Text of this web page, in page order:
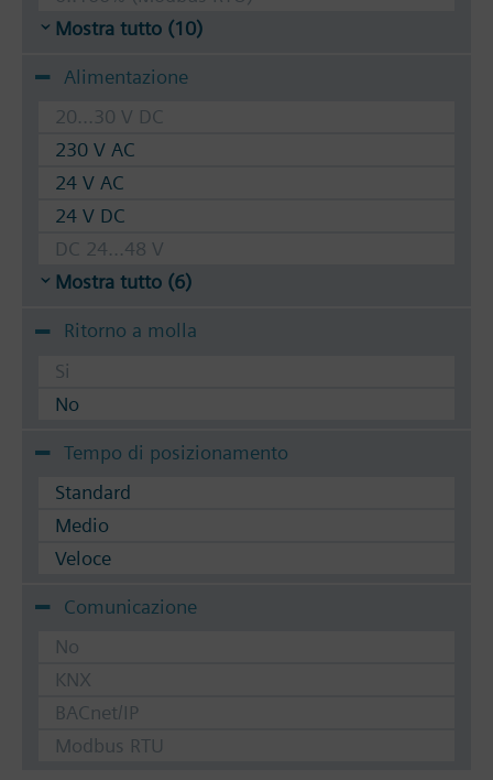
Mostra tutto (10)
Alimentazione
20...30 V DC
230 V AC
24 V AC
24 V DC
DC 24...48 V
Mostra tutto (6)
Ritorno a molla
Si
No
Tempo di posizionamento
Standard
Medio
Veloce
Comunicazione
No
KNX
BACnet/IP
Modbus RTU